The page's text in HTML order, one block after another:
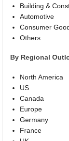
Building &
Automotive
Consumer
Others
By Regional
North America
US
Canada
Europe
Germany
France